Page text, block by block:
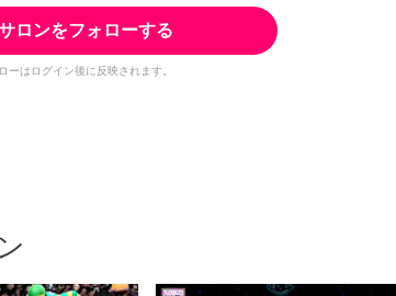
ロンをフォローする
ーはログイン後に反映されます。